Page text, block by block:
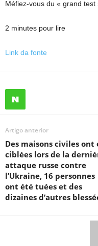
Méfiez-vous du « grand
2 minutes pour lire
Link da fonte
Artigo anterior
Des maisons civiles ont
ciblées lors de la
attaque russe contre
l’Ukraine, 16 personnes
ont été tuées et des
dizaines d’autres